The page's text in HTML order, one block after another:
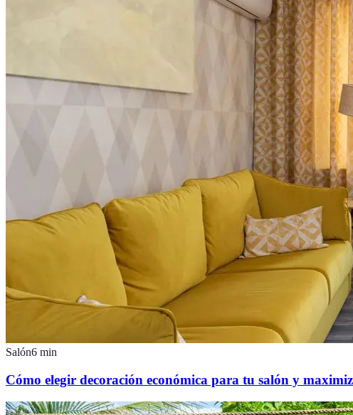
Salón6 min
Cómo elegir decoración económica para tu salón y